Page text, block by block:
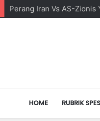
Perang Iran Vs AS-Zionis
HOME RUBRIK